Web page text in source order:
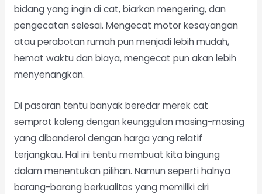
bidang yang ingin di cat, biarkan mengering, dan
pengecatan selesai. Mengecat motor kesayangan
atau perabotan rumah pun menjadi lebih mudah,
hemat waktu dan biaya, mengecat pun akan lebih
menyenangkan.
Di pasaran tentu banyak beredar merek cat
semprot kaleng dengan keunggulan masing-masing
yang dibanderol dengan harga yang relatif
terjangkau. Hal ini tentu membuat kita bingung
dalam menentukan pilihan. Namun seperti halnya
barang-barang berkualitas yang memiliki ciri